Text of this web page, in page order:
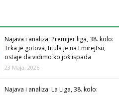
Najava i analiza: Premijer liga, 38. kolo:
Trka je gotova, titula je na Emirejtsu,
ostaje da vidimo ko još ispada
23 Maja, 2026
Najava i analiza: La Liga, 38. kolo: